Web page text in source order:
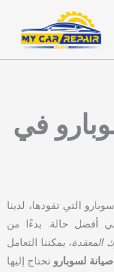
content
في
التي تقودها، لدينا
في أفضل حالة. بدءًا من
المعقدة، يمكننا التعامل
لسوبارو